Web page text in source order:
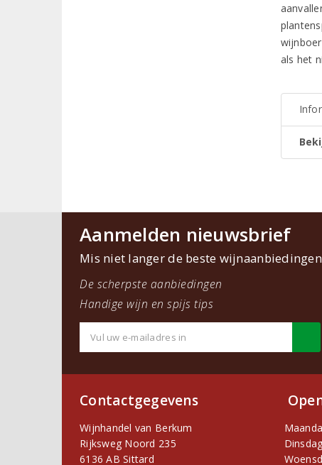
als het
Aanmelden nieuwsbrief
Mis niet langer de beste
De scherpste aanbiedingen
Handige wijn en spijs tips
Contactgegevens
Wijnhandel van Berkum
Rijksweg Noord 235
6136 AB Sittard